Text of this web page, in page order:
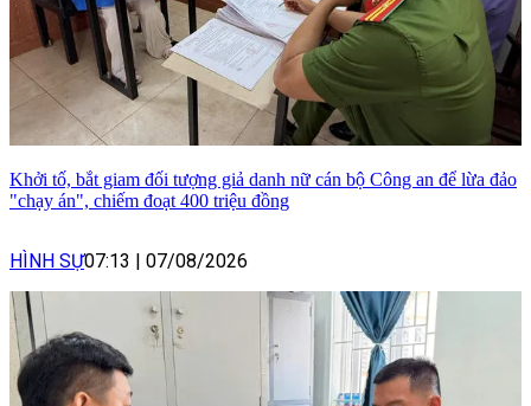
Khởi tố, bắt giam đối tượng giả danh nữ cán bộ Công an để lừa đảo
"chạy án", chiếm đoạt 400 triệu đồng
HÌNH SỰ07:13 | 07/08/2026